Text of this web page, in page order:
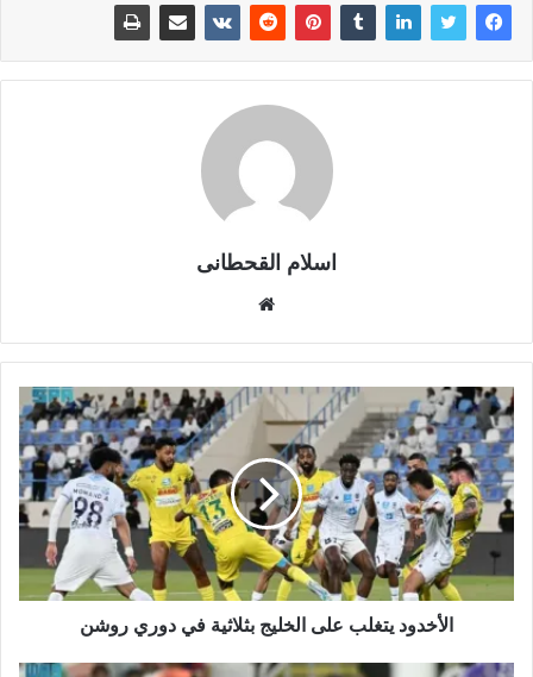
اسلام القحطانى
ق
ع
و
ي
ب
الأخدود يتغلب على الخليج بثلاثية في دوري روشن